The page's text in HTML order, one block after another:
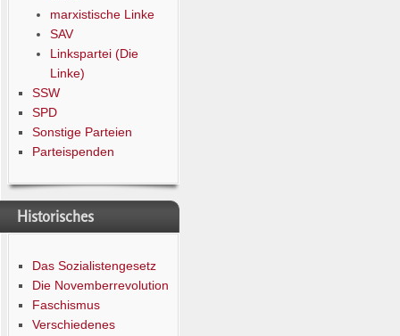
marxistische Linke
SAV
Linkspartei (Die
Linke)
SSW
SPD
Sonstige Parteien
Parteispenden
Historisches
Das Sozialistengesetz
Die Novemberrevolution
Faschismus
Verschiedenes